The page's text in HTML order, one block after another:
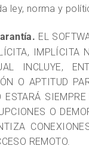
ley, norma y
EL
IMPLÍCITA
INCLUYE,
O APTITUD
ESTARÁ
O
REMOTO.